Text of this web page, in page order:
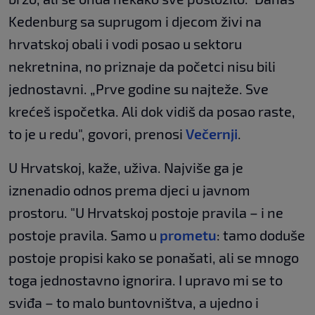
Kedenburg sa suprugom i djecom živi na
hrvatskoj obali i vodi posao u sektoru
nekretnina, no priznaje da početci nisu bili
jednostavni. „Prve godine su najteže. Sve
krećeš ispočetka. Ali dok vidiš da posao raste,
to je u redu", govori, prenosi Večernji.
U Hrvatskoj, kaže, uživa. Najviše ga je
iznenadio odnos prema djeci u javnom
prostoru. "U Hrvatskoj postoje pravila – i ne
postoje pravila. Samo u prometu: tamo doduše
postoje propisi kako se ponašati, ali se mnogo
toga jednostavno ignorira. I upravo mi se to
sviđa – to malo buntovništva, a ujedno i